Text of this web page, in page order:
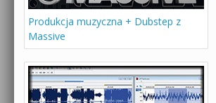
Produkcja muzyczna + Dubstep z
Massive